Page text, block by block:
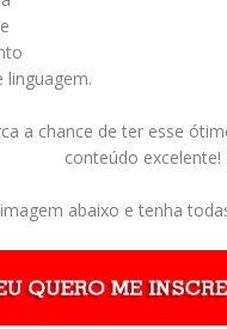
linguagem.
a chance de ter esse
conteúdo excelente!
abaixo e tenha